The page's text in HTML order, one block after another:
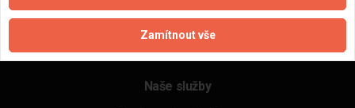
Naše služby
Zamítnout vše